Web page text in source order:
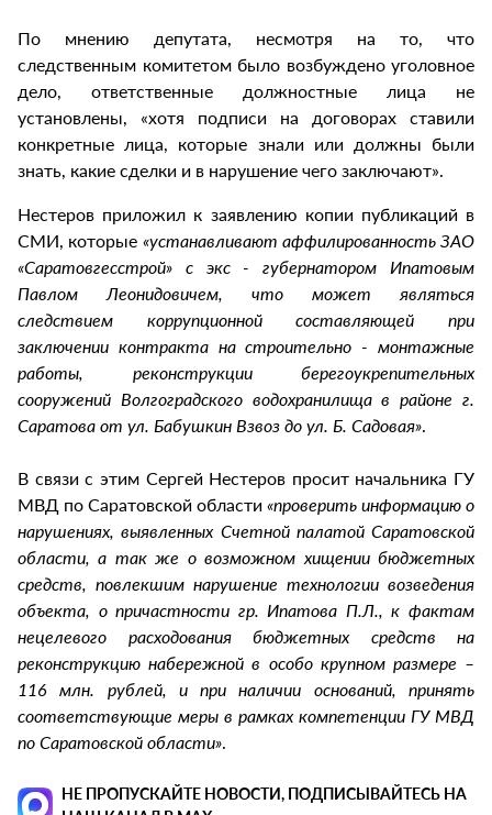
По мнению депутата, несмотря на то, что
следственным комитетом было возбуждено уголовное
дело, ответственные должностные лица не
установлены, «хотя подписи на договорах ставили
конкретные лица, которые знали или должны были
знать, какие сделки и в нарушение чего заключают».
Нестеров приложил к заявлению копии публикаций в
СМИ, которые «устанавливают аффилированность ЗАО
«Саратовгесстрой» с экс - губернатором Ипатовым
Павлом Леонидовичем, что может являться
следствием коррупционной составляющей при
заключении контракта на строительно - монтажные
работы, реконструкции берегоукрепительных
сооружений Волгоградского водохранилища в районе г.
Саратова от ул. Бабушкин Взвоз до ул. Б. Садовая».
В связи с этим Сергей Нестеров просит начальника ГУ
МВД по Саратовской области «проверить информацию о
нарушениях, выявленных Счетной палатой Саратовской
области, а так же о возможном хищении бюджетных
средств, повлекшим нарушение технологии возведения
объекта, о причастности гр. Ипатова П.Л., к фактам
нецелевого расходования бюджетных средств на
реконструкцию набережной в особо крупном размере –
116 млн. рублей, и при наличии оснований, принять
соответствующие меры в рамках компетенции ГУ МВД
по Саратовской области».
НЕ ПРОПУСКАЙТЕ НОВОСТИ, ПОДПИСЫВАЙТЕСЬ НА